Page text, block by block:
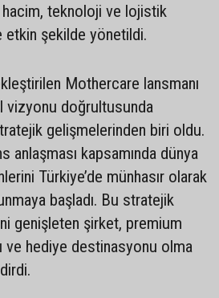
hacim, teknoloji ve lojistik
etkin şekilde yönetildi.
Mothercare lansmanı
vizyonu doğrultusunda
gelişmelerinden biri oldu.
anlaşması kapsamında dünya
Türkiye’de münhasır olarak
başladı. Bu stratejik
genişleten şirket, premium
ve hediye destinasyonu olma